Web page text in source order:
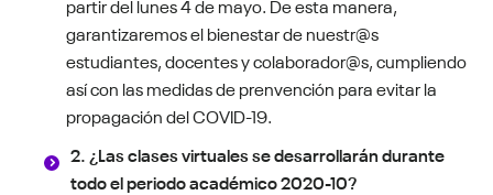
garantizaremos el bienestar de nuestr@s
estudiantes, docentes y colaborador@s, cumpliendo
así con las medidas de prenvención para evitar la
propagación del COVID-19.
2. ¿Las clases virtuales se desarrollarán durante
todo el periodo académico 2020-10?